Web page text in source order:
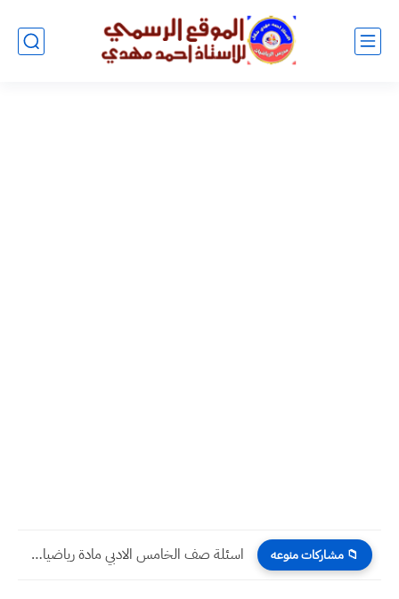
📁 مشاركات منوعه اسئلة صف خامس ادبي مادة تاريخ نهاية الكورس الثاني 2022...